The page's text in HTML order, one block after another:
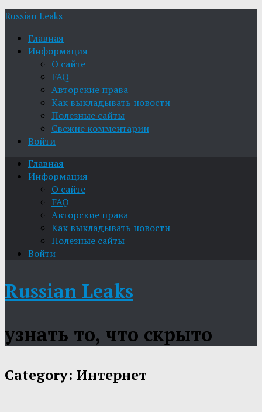
Russian Leaks
Главная
Информация
О сайте
FAQ
Авторские права
Как выкладывать новости
Полезные сайты
Свежие комментарии
Войти
Главная
Информация
О сайте
FAQ
Авторские права
Как выкладывать новости
Полезные сайты
Войти
Russian Leaks
узнать то, что скрыто
Category: Интернет